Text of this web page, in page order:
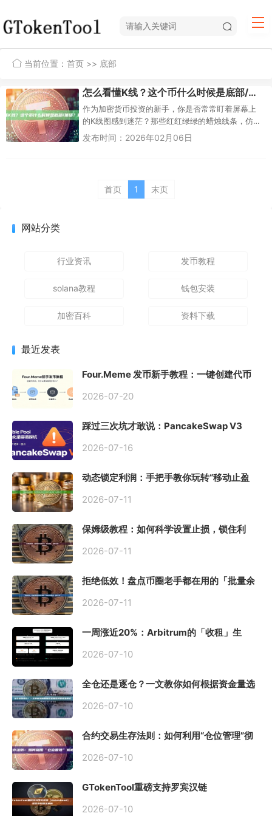
当前位置： 首页 >> 底部
怎么看懂K线？这个币什么时候是底部/顶部？新手指南
作为加密货币投资的新手，你是否常常盯着屏幕上
的K线图感到迷茫？那些红红绿绿的蜡烛线条，仿佛
在讲述一个神秘的故事，却让你摸不着头脑。K线图
发布时间：2026年02月06日
首页 1 末页
网站分类
行业资讯 发币教程
solana教程 钱包安装
加密百科 资料下载
最近发表
Four.Meme 发币新手教程：一键创建代币
2026-07-20
踩过三次坑才敢说：PancakeSwap V3
初始化
2026-07-16
动态锁定利润：手把手教你玩转“移动止盈
2026-07-11
保姆级教程：如何科学设置止损，锁住利
2026-07-11
拒绝低效！盘点币圈老手都在用的「批量余
2026-07-11
一周涨近20%：Arbitrum的「收租」生
2026-07-10
全仓还是逐仓？一文教你如何根据资金量选
2026-07-10
合约交易生存法则：如何利用“仓位管理”彻
2026-07-10
GTokenTool重磅支持罗宾汉链
2026-07-10